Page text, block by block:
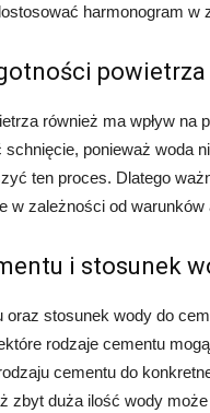
harmonogram
również ma wpływ
schnięcie, ponieważ woda
ten proces. Dlatego
w zależności od
i stosunek
oraz stosunek wody do
rodzaje cementu
cementu do
zbyt duża ilość wody